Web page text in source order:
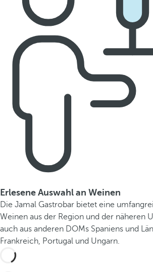
Erlesene Auswahl an Weinen
Die Jamal Gastrobar bietet eine
Weinen aus der Region und der näheren
auch aus anderen DOMs Spaniens und
Frankreich, Portugal und Ungarn.